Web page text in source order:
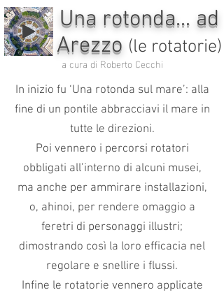
Una rotonda... ad
Arezzo (le rotatorie)
a cura di Roberto Cecchi
In inizio fu ‘Una rotonda sul mare’: alla
fine di un pontile abbracciavi il mare in
tutte le direzioni.
Poi vennero i percorsi rotatori
obbligati all’interno di alcuni musei,
ma anche per ammirare installazioni,
o, ahinoi, per rendere omaggio a
feretri di personaggi illustri;
dimostrando così la loro efficacia nel
regolare e snellire i flussi.
Infine le rotatorie vennero applicate